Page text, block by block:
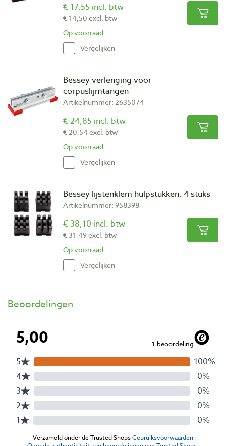
€ 17,55 incl. btw
€ 14,50 excl. btw
Op voorraad
Vergelijken
Bessey verlenging voor
corpuslijmtangen
Artikelnummer: 2635074
€ 24,85 incl. btw
€ 20,54 excl. btw
Op voorraad
Vergelijken
Bessey lijstenklem hulpstukken, 4 stuks
Artikelnummer: 958398
€ 38,10 incl. btw
€ 31,49 excl. btw
Op voorraad
Vergelijken
Beoordelingen